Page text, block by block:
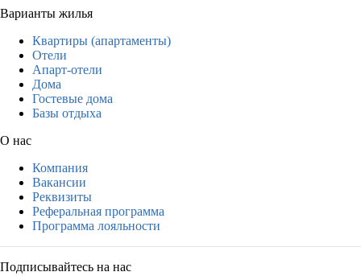
Варианты жилья
Квартиры (апартаменты)
Отели
Апарт-отели
Дома
Гостевые дома
Базы отдыха
О нас
Компания
Вакансии
Реквизиты
Реферальная программа
Программа лояльности
Подписывайтесь на нас